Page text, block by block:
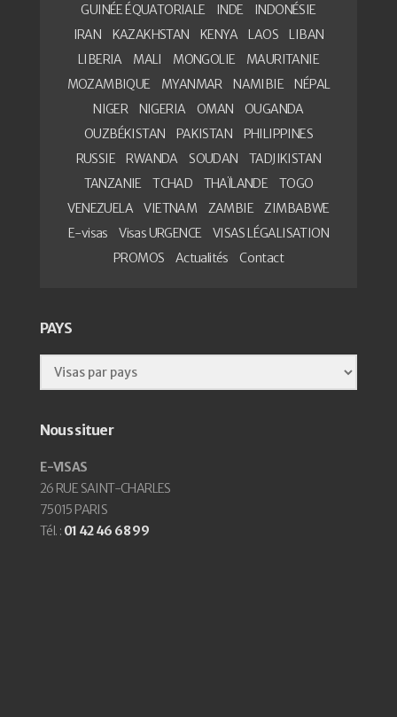
GUINÉE ÉQUATORIALE
INDE
INDONÉSIE
IRAN
KAZAKHSTAN KENYA LAOS
LIBAN
LIBERIA
MALI MONGOLIE
MAURITANIE
MOZAMBIQUE
MYANMAR NAMIBIE
NÉPAL
NIGER
NIGERIA OMAN
OUGANDA
OUZBÉKISTAN
PAKISTAN
PHILIPPINES
RUSSIE
RWANDA SOUDAN
TADJIKISTAN
TANZANIE
TCHAD THAÏLANDE
TOGO
VENEZUELA
VIETNAM ZAMBIE
ZIMBABWE
E-visas
Visas URGENCE
VISAS LÉGALISATION
PROMOS
Actualités Contact
PAYS
Nous situer
E-VISAS
26 RUE SAINT-CHARLES
75015 PARIS
Tél. : 01 42 46 68 99